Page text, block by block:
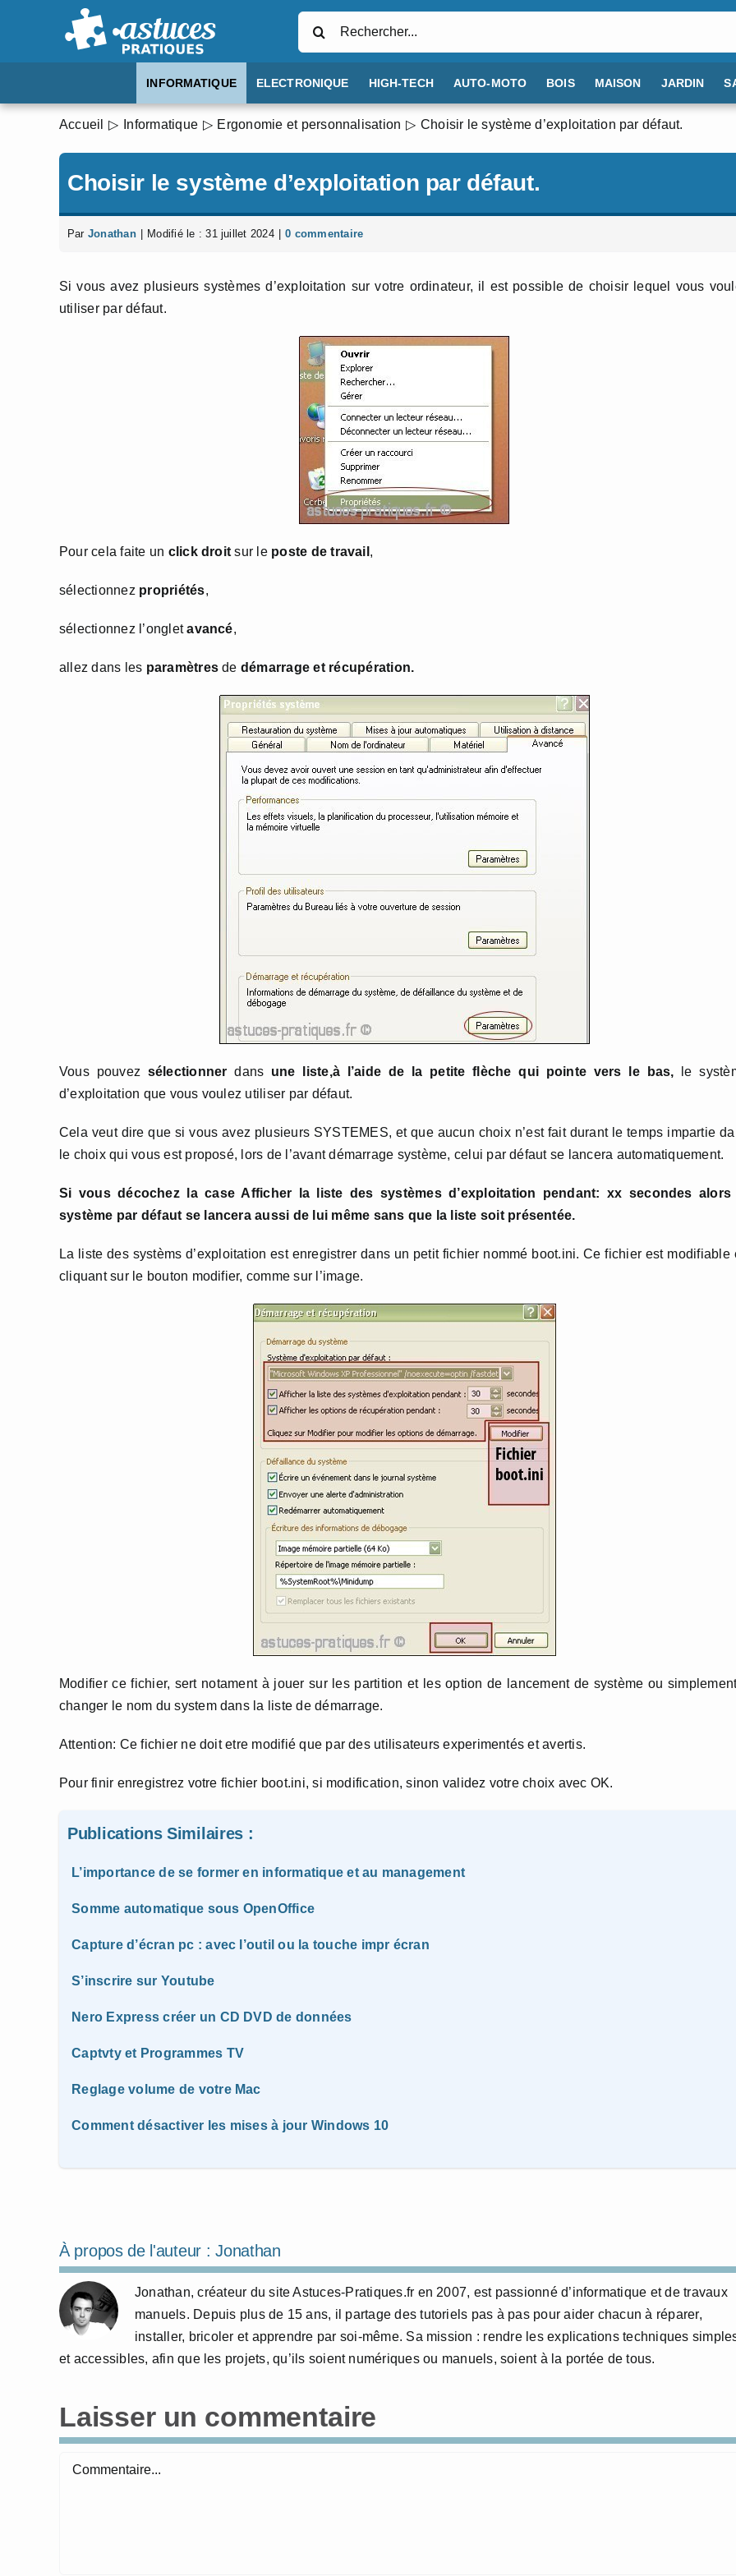
INFORMATIQUE ELECTRONIQUE HIGH-TECH AUTO-MOTO BOIS MAISON JARDIN
Accueil Informatique Ergonomie et personnalisation Choisir le système d’exploitation par défaut.
Choisir le système d’exploitation par défaut.
Par Jonathan Modifié le : 31 juillet 2024 0 commentaire
Si vous avez plusieurs systèmes d’exploitation sur votre ordinateur, il est possible de choisir lequel vous
utiliser par défaut.
Pour cela faite un click droit sur le poste de travail ,
sélectionnez propriétés,
sélectionnez l’ongletavancé,
allez dans les paramètresde démarrage et récupération.
Vous pouvez sélectionnerdans une liste,à l’aide de la petite flèche qui pointe vers le bas, le
d’exploitation que vous voulez utiliser par défaut.
Cela veut dire que si vous avez plusieurs SYSTEMES, et que aucun choix n’est fait durant le temps impartie
le choix qui vous est proposé, lors de l’avant démarrage système, celui par défaut se lancera automatiquement.
Si vous décochez la case Afficher la liste des systèmes d’exploitation pendant: xx secondes alors
système par défaut se lancera aussi de lui même sans que la liste soit présentée.
La liste des systèms d’exploitation est enregistrer dans un petit fichier nommé boot.ini. Ce fichier est modifiable
cliquant sur le bouton modifier, comme sur l’image.
Modifier ce fichier, sert notament à jouer sur les partition et les option de lancement de système ou
changer le nom du system dans la liste de démarrage.
Attention: Ce fichier ne doit etre modifié que par des utilisateurs experimentés et avertis.
Pour finir enregistrez votre fichier boot.ini, si modification, sinon validez votre choix avec OK.
Publications Similaires :
L’importance de se former en informatique et au management
Somme automatique sous OpenOffice
Capture d’écran pc : avec l’outil ou la touche impr écran
S’inscrire sur Youtube
Nero Express créer un CD DVD de données
Captvty et Programmes TV
Reglage volume de votre Mac
Comment désactiver les mises à jour Windows 10
À propos de l'auteur :Jonathan
Jonathan, créateur du site Astuces-Pratiques.fr en 2007, est passionné d’informatique et de travaux
manuels. Depuis plus de 15 ans, il partage des tutoriels pas à pas pour aider chacun à réparer,
installer, bricoler et apprendre par soi-même. Sa mission : rendre les explications techniques
et accessibles, afin que les projets, qu’ils soient numériques ou manuels, soient à la portée de tous.
Laisser un commentaire
Commentaire